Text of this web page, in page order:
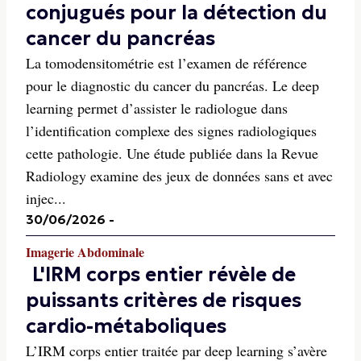
conjugués pour la détection du
cancer du pancréas
La tomodensitométrie est l’examen de référence
pour le diagnostic du cancer du pancréas. Le deep
learning permet d’assister le radiologue dans
l’identification complexe des signes radiologiques
cette pathologie. Une étude publiée dans la Revue
Radiology examine des jeux de données sans et avec
injec...
30/06/2026 -
Imagerie Abdominale
L'IRM corps entier révèle de
puissants critères de risques
cardio-métaboliques
L’IRM corps entier traitée par deep learning s’avère